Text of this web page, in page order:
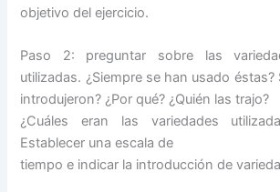
objetivo del ejercicio.
Paso 2: preguntar sobre las
utilizadas. ¿Siempre se han usado éstas?
introdujeron? ¿Por qué? ¿Quién las trajo?
¿Cuáles eran las variedades
Establecer una escala de
tiempo e indicar la introducción de